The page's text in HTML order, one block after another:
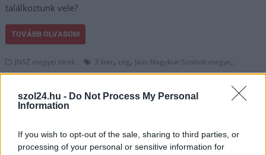
szol24.hu - Do Not Process My Personal
Information
If you wish to opt-out of the sale, sharing to third parties, or
processing of your personal or sensitive information for
találkoztunk vele?
TOVÁBB OLVASOM
JNSZ megyei hírek 3 liter, cég, Jász-Nagykun Szolnok megye,
kijátszás,magyar,palack,rendelet,trükk,üdítőital,visszaváltható
Akár több tízezer forintos bírságot is kaphat az,
2024.10.07. Tóth Milán